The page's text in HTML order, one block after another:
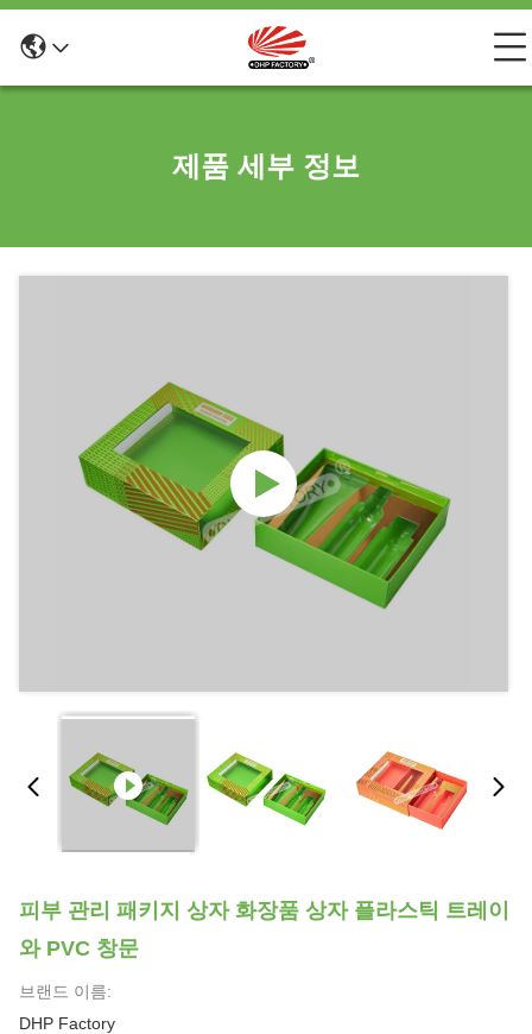
제품 세부 정보
피부 관리 패키지 상자 화장품 상자 플라스틱 트레이
와 PVC 창문
브랜드 이름:
DHP Factory